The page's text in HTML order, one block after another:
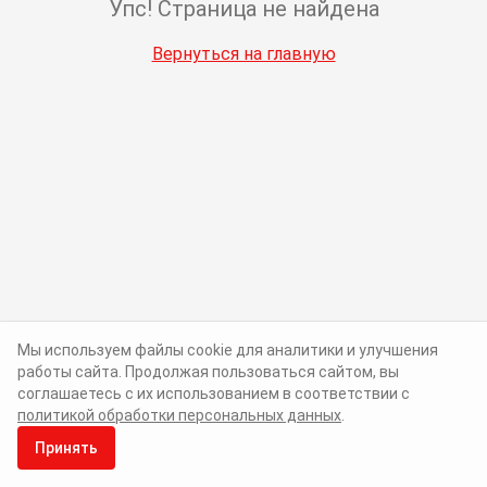
Упс! Страница не найдена
Вернуться на главную
Мы используем файлы cookie для аналитики и улучшения
работы сайта. Продолжая пользоваться сайтом, вы
соглашаетесь с их использованием в соответствии с
политикой обработки персональных данных
Принять